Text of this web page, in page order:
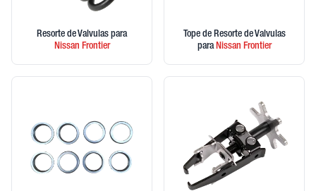
Resorte de Valvulas para
Nissan Frontier
Tope de Resorte de Valvulas
paraNissan Frontier